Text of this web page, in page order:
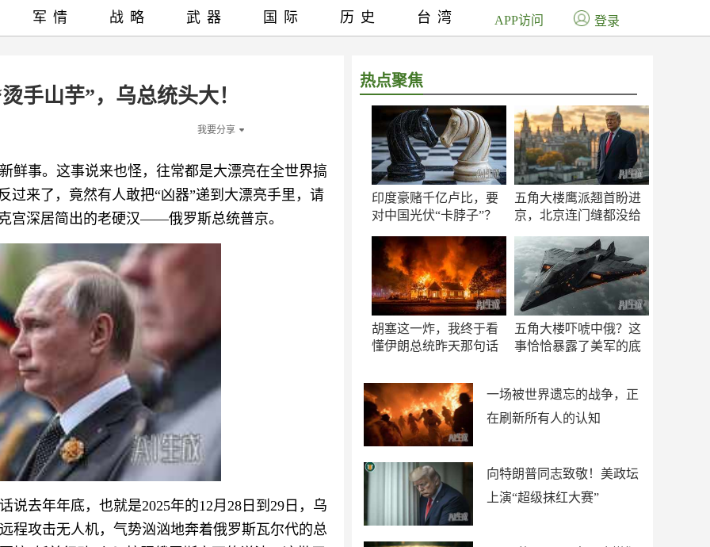
手山芋”，乌总统头大！
我要分享
鲜事。这事说来也怪，往常都是大漂亮在全世界搞
过来了，竟然有人敢把“凶器”递到大漂亮手里，请
宫深居简出的老硬汉——俄罗斯总统普京。
说去年年底，也就是2025年的12月28日到29日，乌
程攻击无人机，气势汹汹地奔着俄罗斯瓦尔代的总
热点聚焦
印度豪赌千亿卢比，要
对中国光伏“卡脖子”？
五角大楼鹰派翘首盼进
京，北京连门缝都没给
胡塞这一炸，我终于看
懂伊朗总统昨天那句话
五角大楼吓唬中俄？这
事恰恰暴露了美军的底
一场被世界遗忘的战争，正
在刷新所有人的认知
向特朗普同志致敬！美政坛
上演“超级抹红大赛”
军情 战略 武器 国际 历史 台湾 APP访问 登录